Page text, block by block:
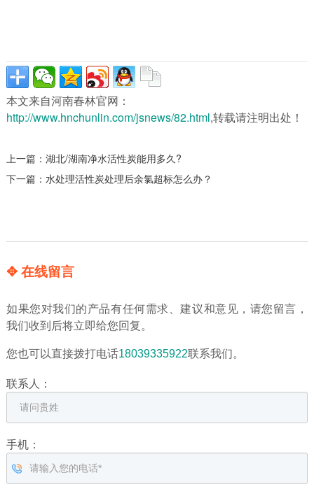
本文来自河南春林官网：
http://www.hnchunlin.com/jsnews/82.html,转载请注明出处！
上一篇： 湖北/湖南净水活性炭能用多久?
下一篇： 水处理活性炭处理后余氯超标怎么办？
✥ 在线留言
如果您对我们的产品有任何需求、建议和意见，请您留言，
我们收到后将立即给您回复。
您也可以直接拨打电话18039335922联系我们。
联系人：
手机：